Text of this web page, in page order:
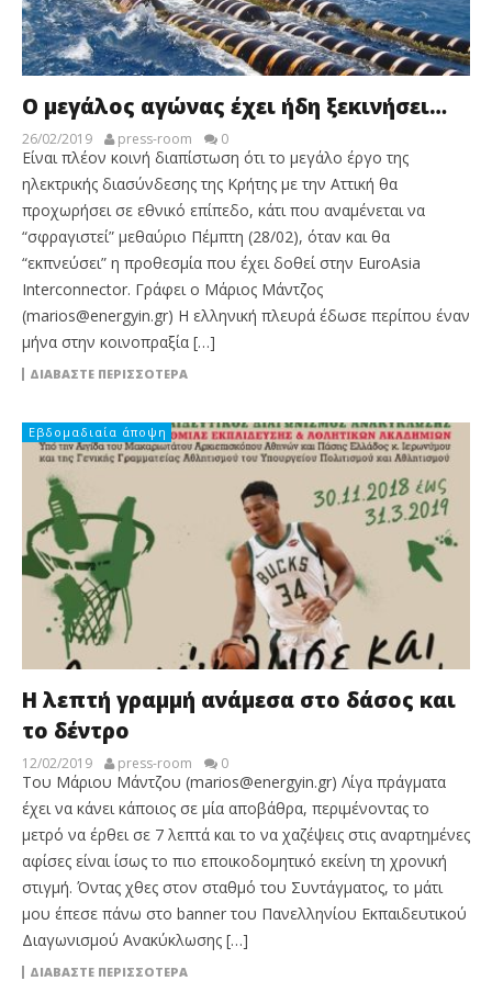
Ο μεγάλος αγώνας έχει ήδη ξεκινήσει…
26/02/2019 press-room 0
Είναι πλέον κοινή διαπίστωση ότι το μεγάλο έργο της
ηλεκτρικής διασύνδεσης της Κρήτης με την Αττική θα
προχωρήσει σε εθνικό επίπεδο, κάτι που αναμένεται να
“σφραγιστεί” μεθαύριο Πέμπτη (28/02), όταν και θα
“εκπνεύσει” η προθεσμία που έχει δοθεί στην EuroAsia
Interconnector. Γράφει ο Μάριος Μάντζος
(marios@energyin.gr) Η ελληνική πλευρά έδωσε περίπου έναν
μήνα στην κοινοπραξία […]
ΔΙΑΒΆΣΤΕ ΠΕΡΙΣΣΌΤΕΡΑ
Εβδομαδιαία άποψη
Η λεπτή γραμμή ανάμεσα στο δάσος και
το δέντρο
12/02/2019 press-room 0
Του Μάριου Μάντζου (marios@energyin.gr) Λίγα πράγματα
έχει να κάνει κάποιος σε μία αποβάθρα, περιμένοντας το
μετρό να έρθει σε 7 λεπτά και το να χαζέψεις στις αναρτημένες
αφίσες είναι ίσως το πιο εποικοδομητικό εκείνη τη χρονική
στιγμή. Όντας χθες στον σταθμό του Συντάγματος, το μάτι
μου έπεσε πάνω στο banner του Πανελληνίου Εκπαιδευτικού
Διαγωνισμού Ανακύκλωσης […]
ΔΙΑΒΆΣΤΕ ΠΕΡΙΣΣΌΤΕΡΑ